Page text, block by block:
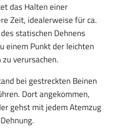
das Halten einer
Zeit, idealerweise für ca.
statischen Dehnens
einem Punkt der leichten
verursachen.
bei gestreckten Beinen
Dort angekommen,
gehst mit jedem Atemzug